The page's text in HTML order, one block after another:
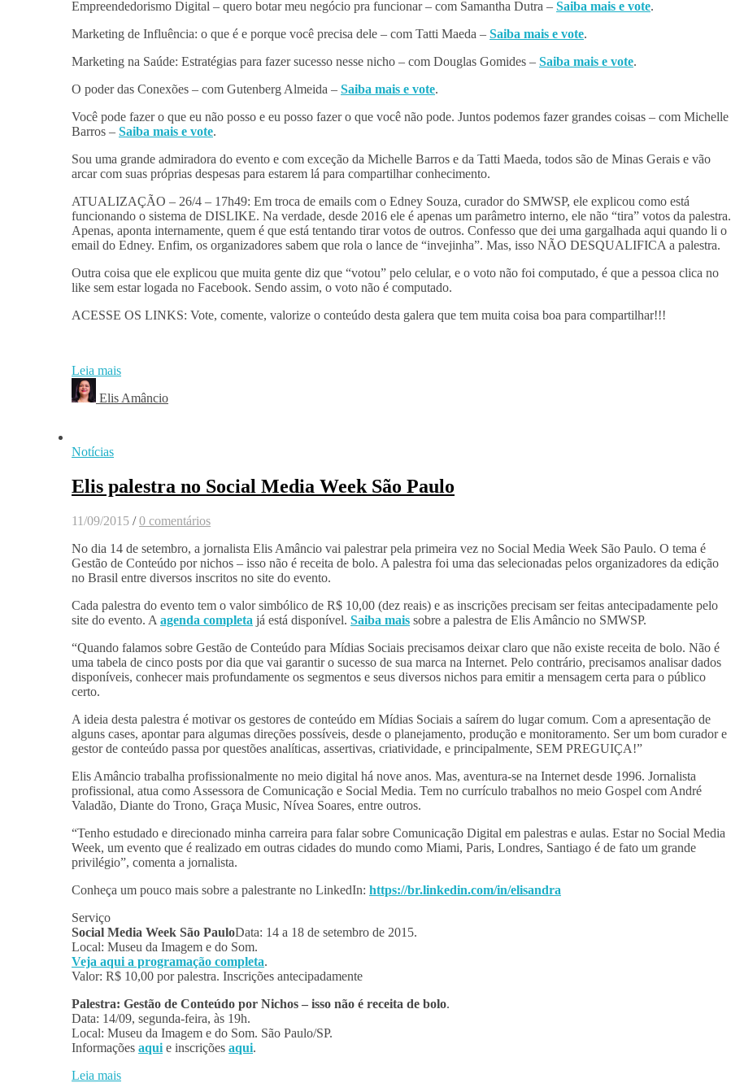
Empreendedorismo Digital – quero botar meu negócio pra funcionar – com Samantha Dutra – Saiba mais e vote.
Marketing de Influência: o que é e porque você precisa dele – com Tatti Maeda – Saiba mais e vote.
Marketing na Saúde: Estratégias para fazer sucesso nesse nicho – com Douglas Gomides – Saiba mais e vote.
O poder das Conexões – com Gutenberg Almeida – Saiba mais e vote.
Você pode fazer o que eu não posso e eu posso fazer o que você não pode. Juntos podemos fazer grandes coisas – com Michelle
Barros – Saiba mais e vote.
Sou uma grande admiradora do evento e com exceção da Michelle Barros e da Tatti Maeda, todos são de Minas Gerais e vão
arcar com suas próprias despesas para estarem lá para compartilhar conhecimento.
ATUALIZAÇÃO – 26/4 – 17h49: Em troca de emails com o Edney Souza, curador do SMWSP, ele explicou como está
funcionando o sistema de DISLIKE. Na verdade, desde 2016 ele é apenas um parâmetro interno, ele não “tira” votos da palestra.
Apenas, aponta internamente, quem é que está tentando tirar votos de outros. Confesso que dei uma gargalhada aqui quando li o
email do Edney. Enfim, os organizadores sabem que rola o lance de “invejinha”. Mas, isso NÃO DESQUALIFICA a palestra.
Outra coisa que ele explicou que muita gente diz que “votou” pelo celular, e o voto não foi computado, é que a pessoa clica no
like sem estar logada no Facebook. Sendo assim, o voto não é computado.
ACESSE OS LINKS: Vote, comente, valorize o conteúdo desta galera que tem muita coisa boa para compartilhar!!!
Leia mais
Elis Amâncio
Notícias
Elis palestra no Social Media Week São Paulo
11/09/2015 / 0 comentários
No dia 14 de setembro, a jornalista Elis Amâncio vai palestrar pela primeira vez no Social Media Week São Paulo. O tema é
Gestão de Conteúdo por nichos – isso não é receita de bolo. A palestra foi uma das selecionadas pelos organizadores da edição
no Brasil entre diversos inscritos no site do evento.
Cada palestra do evento tem o valor simbólico de R$ 10,00 (dez reais) e as inscrições precisam ser feitas antecipadamente pelo
site do evento. A agenda completa já está disponível. Saiba mais sobre a palestra de Elis Amâncio no SMWSP.
“Quando falamos sobre Gestão de Conteúdo para Mídias Sociais precisamos deixar claro que não existe receita de bolo. Não é
uma tabela de cinco posts por dia que vai garantir o sucesso de sua marca na Internet. Pelo contrário, precisamos analisar dados
disponíveis, conhecer mais profundamente os segmentos e seus diversos nichos para emitir a mensagem certa para o público
certo.
A ideia desta palestra é motivar os gestores de conteúdo em Mídias Sociais a saírem do lugar comum. Com a apresentação de
alguns cases, apontar para algumas direções possíveis, desde o planejamento, produção e monitoramento. Ser um bom curador e
gestor de conteúdo passa por questões analíticas, assertivas, criatividade, e principalmente, SEM PREGUIÇA!”
Elis Amâncio trabalha profissionalmente no meio digital há nove anos. Mas, aventura-se na Internet desde 1996. Jornalista
profissional, atua como Assessora de Comunicação e Social Media. Tem no currículo trabalhos no meio Gospel com André
Valadão, Diante do Trono, Graça Music, Nívea Soares, entre outros.
“Tenho estudado e direcionado minha carreira para falar sobre Comunicação Digital em palestras e aulas. Estar no Social Media
Week, um evento que é realizado em outras cidades do mundo como Miami, Paris, Londres, Santiago é de fato um grande
privilégio”, comenta a jornalista.
Conheça um pouco mais sobre a palestrante no LinkedIn: https://br.linkedin.com/in/elisandra
Serviço
Social Media Week São PauloData: 14 a 18 de setembro de 2015.
Local: Museu da Imagem e do Som.
Veja aqui a programação completa.
Valor: R$ 10,00 por palestra. Inscrições antecipadamente
Palestra: Gestão de Conteúdo por Nichos – isso não é receita de bolo.
Data: 14/09, segunda-feira, às 19h.
Local: Museu da Imagem e do Som. São Paulo/SP.
Informações aqui e inscrições aqui.
Leia mais